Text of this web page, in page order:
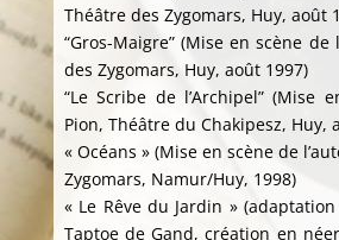
Théâtre des Zygomars, Huy, août
“Gros-Maigre” (Mise en scène de
des Zygomars, Huy, août 1997)
“Le Scribe de l’Archipel” (Mise
Pion, Théâtre du Chakipesz, Huy,
« Océans » (Mise en scène de
Zygomars, Namur/Huy, 1998)
« Le Rêve du Jardin »
Taptoe de Gand, création en